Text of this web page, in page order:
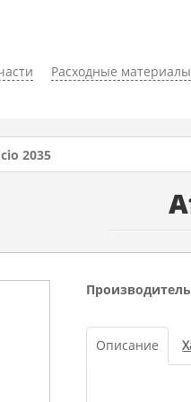
Расходные материалы
2035
Производитель
Описание